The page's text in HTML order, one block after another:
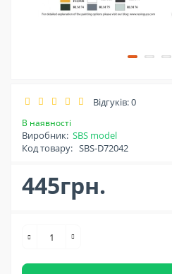
Відгуків: 0
В наявності
Виробник: SBS model
Код товару: SBS-D72042
445грн.